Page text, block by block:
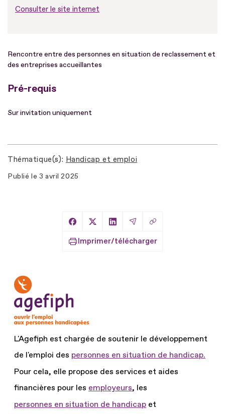
Consulter le site internet
Rencontre entre des personnes en situation de reclassement et
des entreprises accueillantes
Pré-requis
Sur invitation uniquement
Thématique(s) Handicap et emploi
Publié le 3 avril 2025
Partager sur Facebook
Partager sur X
Partager sur LinkedIn
Partager par Email
Copier le lien
Imprimer/télécharger
L'Agefiph est chargée de soutenir le développement
de l'emploi des personnes en situation de handicap.
Pour cela, elle propose des services et aides
financières pour les employeurs, les
personnes en situation de handicap et